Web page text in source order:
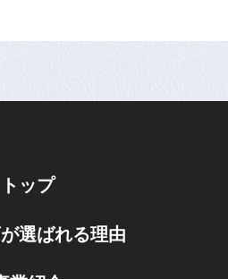
トップ
選ばれる理由